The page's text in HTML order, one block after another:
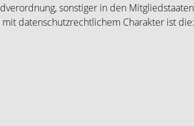
sonstiger in den
datenschutzrechtlichem Charakter ist die: